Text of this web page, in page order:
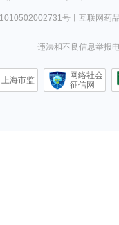
号丨 互联网药
违法和不良信息举报
上海市监
网络社会
征信网